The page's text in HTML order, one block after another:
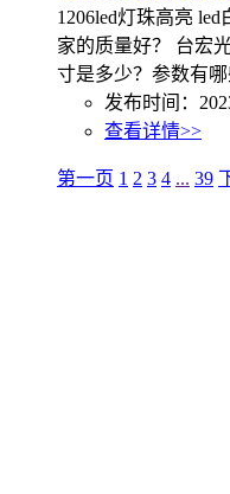
1206led灯珠高亮
家的质量好？ 台宏
寸是多少？参数有
发布时间：
查看详情>>
第一页 1 2 3 4 ... 39